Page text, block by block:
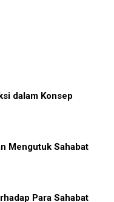
dalam Konsep
Mengutuk Sahabat
Para Sahabat